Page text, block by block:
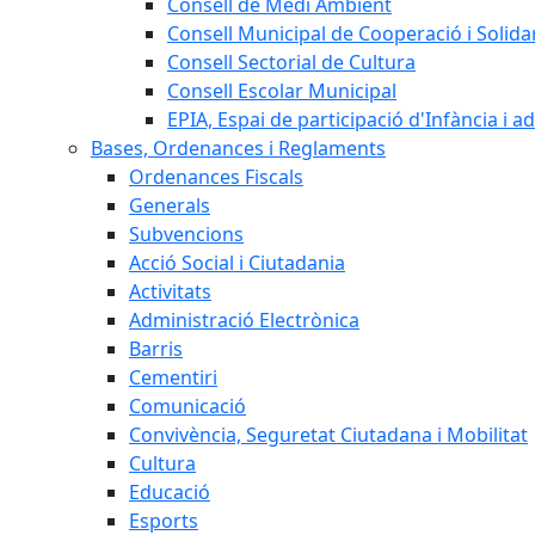
Consell Municipal de Cooperació i
Consell Sectorial de Cultura
Consell Escolar Municipal
EPIA, Espai de participació d'Infància i
Bases, Ordenances i Reglaments
Ordenances Fiscals
Generals
Subvencions
Acció Social i Ciutadania
Activitats
Administració Electrònica
Barris
Cementiri
Comunicació
Convivència, Seguretat Ciutadana i Mobilitat
Cultura
Educació
Esports